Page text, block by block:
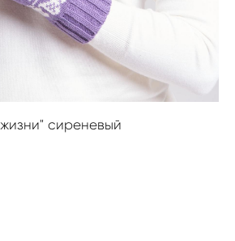
сиреневый